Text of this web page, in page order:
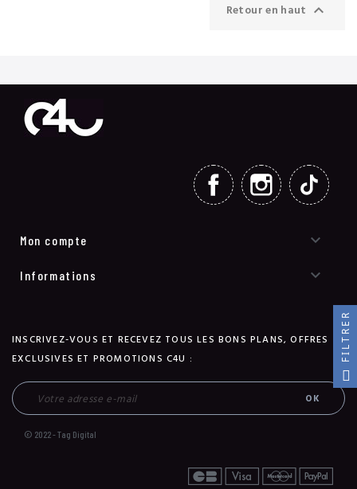
Retour en haut 
FACEBOOK INSTAGRAM
Mon compte 
Informations 
INSCRIVEZ-VOUS ET RECEVEZ TOUS LES BONS PLANS, OFFRES
EXCLUSIVES ET PROMOTIONS C4U :
© 2022 - Tag Digital
FILTRER